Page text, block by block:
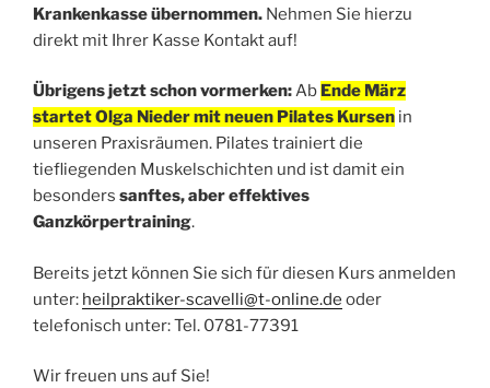
Krankenkasse übernommen. Nehmen Sie hierzu
direkt mit Ihrer Kasse Kontakt auf!
Übrigens jetzt schon vormerken:Ab Ende März
startet Olga Nieder mit neuen Pilates Kursen in
unseren Praxisräumen. Pilates trainiert die
tiefliegenden Muskelschichten und ist damit ein
besonders sanftes, aber effektives
Ganzkörpertraining.
Bereits jetzt können Sie sich für diesen Kurs anmelden
unter: heilpraktiker-scavelli@t-online.de oder
telefonisch unter: Tel. 0781-77391
Wir freuen uns auf Sie!